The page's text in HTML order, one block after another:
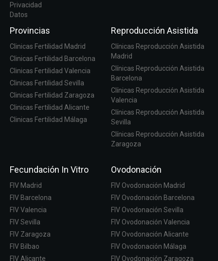
Privacidad
Datos
Provincias
Clinicas Fertilidad Madrid
Clinicas Fertilidad Barcelona
Clinicas Fertilidad Valencia
Clinicas Fertilidad Sevilla
Clinicas Fertilidad Zaragoza
Clinicas Fertilidad Alicante
Clinicas Fertilidad Málaga
Reproducción Asistida
Clínicas Reproducción Asistida
Madrid
Clínicas Reproducción Asistida
Barcelona
Clínicas Reproducción Asistida
Valencia
Clínicas Reproducción Asistida
Sevilla
Clínicas Reproducción Asistida
Zaragoza
Fecundación In Vitro
FIV Madrid
FIV Barcelona
FIV Valencia
FIV Sevilla
FIV Zaragoza
FIV Bilbao
FIV Alicante
Ovodonación
FIV Ovodonación Madrid
FIV Ovodonación Barcelona
FIV Ovodonación Sevilla
FIV Ovodonación Valencia
FIV Ovodonación Alicante
FIV Ovodonación Málaga
FIV Ovodonación Zaragoza